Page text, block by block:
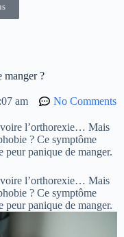
manger ?
am No Comments
voire l’orthorexie… Mais
? Ce symptôme
peur panique de manger.
voire l’orthorexie… Mais
? Ce symptôme
peur panique de manger.